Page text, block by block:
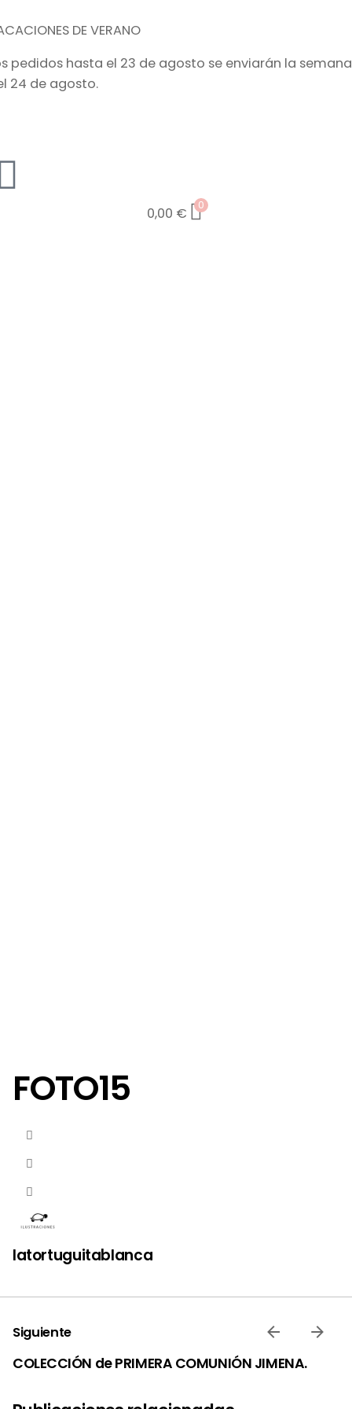
DE VERANO
pedidos hasta el 23 de agosto se enviarán la semana
24 de agosto.
0,00 € 0
FOTO15
latortuguitablanca
Siguiente
COLECCIÓN de PRIMERA COMUNIÓN JIMENA.